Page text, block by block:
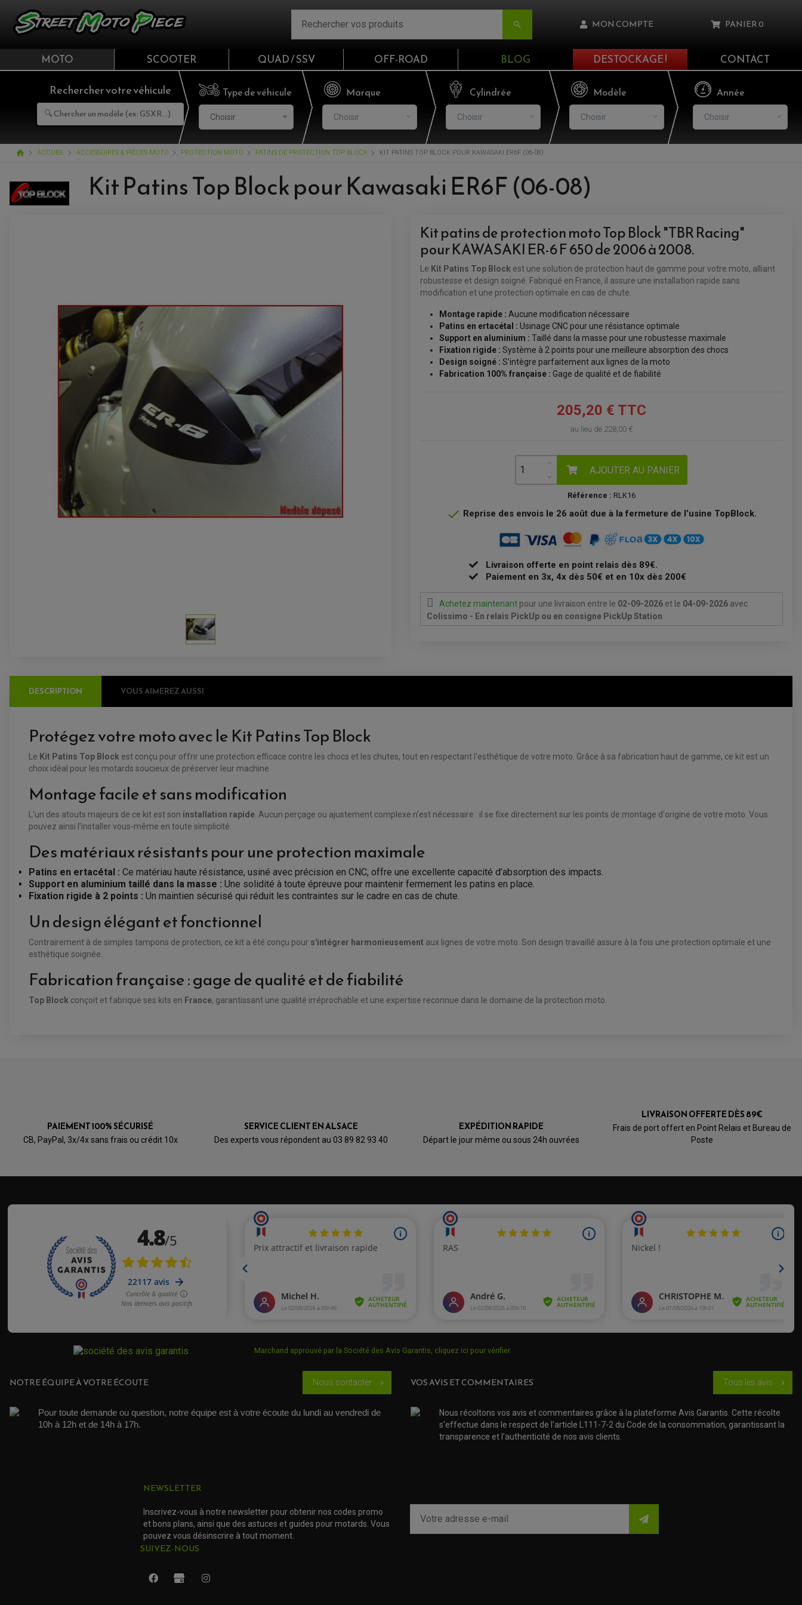
 MON COMPTE
Email
Mot de passe
CONNEXION
PANIER0
Il n'y a aucun produit dans votre panier
VOIR LE PANIER
MOTO SCOOTER QUAD / SSV OFF-ROAD BLOG DESTOCKAGE ! CONTACT
Rechercher votre véhicule Type de véhicule
Choisir
Marque
Choisir
Cylindrée
Choisir
Modèle
Choisir
Année
Choisir
home ACCUEIL ACCESSOIRES & PIÈCES MOTO PROTECTION MOTO PATINS DE PROTECTION TOP BLOCK KIT PATINS TOP BLOCK POUR KAWASAKI ER6F (06-08)
Kit Patins Top Block pour Kawasaki ER6F (06-08)
Kit patins de protection moto Top Block "TBR Racing"
pour KAWASAKI ER-6 F 650 de 2006 à 2008.
Le Kit Patins Top Block est une solution de protection haut de gamme pour votre moto, alliant
robustesse et design soigné. Fabriqué en France, il assure une installation rapide sans
modification et une protection optimale en cas de chute.
Montage rapide : Aucune modification nécessaire
Patins en ertacétal : Usinage CNC pour une résistance optimale
Support en aluminium : Taillé dans la masse pour une robustesse maximale
Fixation rigide : Système à 2 points pour une meilleure absorption des chocs
Design soigné : S’intègre parfaitement aux lignes de la moto
Fabrication 100% française : Gage de qualité et de fiabilité
205,20 € TTC
au lieu de 228,00 €
AJOUTER AU PANIER
Référence : RLK16
 Reprise des envois le 26 août due à la fermeture de l’usine TopBlock.
Livraison offerte en point relais dès 89€.
Paiement en 3x, 4x dès 50€ et en 10x dès 200€
Achetez maintenant pour une livraison entre le 02-09-2026 et le 04-09-2026 avec
Colissimo - En relais PickUp ou en consigne PickUp Station
DESCRIPTION VOUS AIMEREZ AUSSI
Protégez votre moto avec le Kit Patins Top Block
Le Kit Patins Top Block est conçu pour offrir une protection efficace contre les chocs et les chutes, tout en respectant l'esthétique de votre moto. Grâce à sa fabrication haut de gamme, ce kit est un
choix idéal pour les motards soucieux de préserver leur machine.
Montage facile et sans modification
L'un des atouts majeurs de ce kit est son installation rapide . Aucun perçage ou ajustement complexe n'est nécessaire : il se fixe directement sur les points de montage d'origine de votre moto. Vous
pouvez ainsi l'installer vous-même en toute simplicité.
Des matériaux résistants pour une protection maximale
Patins en ertacétal : Ce matériau haute résistance, usiné avec précision en CNC, offre une excellente capacité d’absorption des impacts.
Support en aluminium taillé dans la masse : Une solidité à toute épreuve pour maintenir fermement les patins en place.
Fixation rigide à 2 points : Un maintien sécurisé qui réduit les contraintes sur le cadre en cas de chute.
Un design élégant et fonctionnel
Contrairement à de simples tampons de protection, ce kit a été conçu pour s'intégrer harmonieusement aux lignes de votre moto. Son design travaillé assure à la fois une protection optimale et une
esthétique soignée.
Fabrication française : gage de qualité et de fiabilité
Top Block conçoit et fabrique ses kits en France, garantissant une qualité irréprochable et une expertise reconnue dans le domaine de la protection moto.
Patin De Rechange Top
46,82 €
au lieu de52,02 €
PAIEMENT 100% SÉCURISÉ
CB, PayPal, 3x/4x sans frais ou crédit 10x
SERVICE CLIENT EN ALSACE
Des experts vous répondent au 03 89 82 93 40
EXPÉDITION RAPIDE
Départ le jour même ou sous 24h ouvrées
LIVRAISON OFFERTE DÈS 89€
Frais de port offert en Point Relais et Bureau de
Poste
Marchand approuvé par la Société des Avis Garantis, cliquez ici pour vérifier.
NOTRE ÉQUIPE À VOTRE ÉCOUTE Nous contacter chevron_right
Pour toute demande ou question, notre équipe est à votre écoute du lundi au vendredi de
10h à 12h et de 14h à 17h.
VOS AVIS ET COMMENTAIRES Tous les avis chevron_right
Nous récoltons vos avis et commentaires grâce à la plateforme Avis Garantis. Cette récolte
s'effectue dans le respect de l'article L111-7-2 du Code de la consommation, garantissant la
transparence et l'authenticité de nos avis clients.
NEWSLETTER
Inscrivez-vous à notre newsletter pour obtenir nos codes promo
et bons plans, ainsi que des astuces et guides pour motards. Vous
pouvez vous désinscrire à tout moment.
SUIVEZ-NOUS